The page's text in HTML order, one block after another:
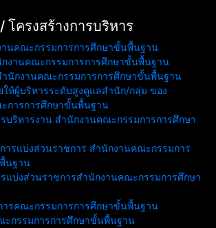
โครงสร้างการบริหาร
นคณะกรรมการการศึกษาขั้นพื้นฐาน
งานคณะกรรมการการศึกษาขั้นพื้นฐาน
นักงานคณะกรรมการการศึกษาขั้นพื้นฐาน
ให้ผู้บริหารระดับสูงดูแลสำนัก/กลุ่ม ของ
การการศึกษาขั้นพื้นฐาน
บริหารงาน สำนักงานคณะกรรมการการศึกษา
การแบ่งส่วนราชการ สำนักงานคณะกรรมการ
นฐาน
รแบ่งส่วนราชการสำนักงานคณะกรรมการศึกษา
ารคณะกรรมการการศึกษาขั้นพื้นฐาน
ะกรรมการการศึกษาขั้นพื้นฐาน